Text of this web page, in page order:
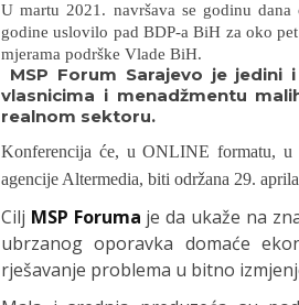
U martu 2021. navršava se godinu
godine uslovilo pad BDP-a BiH za oko
mjerama podrške Vlade BiH.
MSP Forum Sarajevo je jedini
vlasnicima i menadžmentu
realnom sektoru.
Konferencija će, u ONLINE formatu, u
agencije Altermedia, biti održana 29.
Cilj MSP Foruma je da ukaže na
ubrzanog oporavka domaće
rješavanje problema u bitno